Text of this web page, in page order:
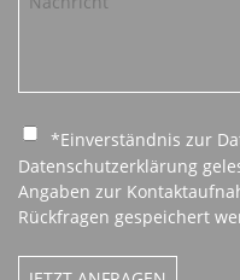
*Einverständnis zur
Datenschutzerklärung
Angaben zur
Rückfragen gespeichert